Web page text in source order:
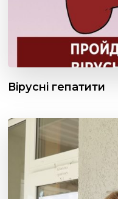
Вірусні гепатити